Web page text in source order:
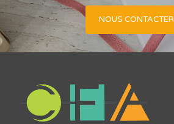
NOUS CONTACTER